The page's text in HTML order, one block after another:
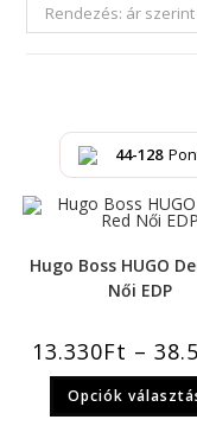
Rendezés: ár
44-128
Hugo Boss HUGO
Női EDP
13.330Ft –
Opciók